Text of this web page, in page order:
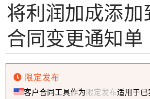
将利润加成添加
合同变更通知单
限定发布
客户合同工具作为 限定发布适用于